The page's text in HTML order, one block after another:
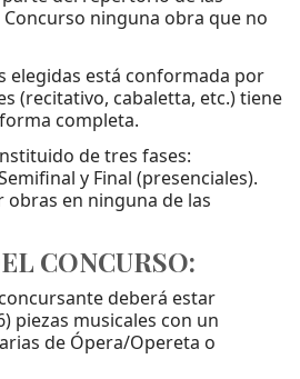
ninguna obra que no
elegidas está conformada por
(recitativo, cabaletta, etc.) tiene
completa.
de tres fases:
y Final (presenciales).
en ninguna de las
CONCURSO:
deberá estar
piezas musicales con un
de Ópera/Opereta o